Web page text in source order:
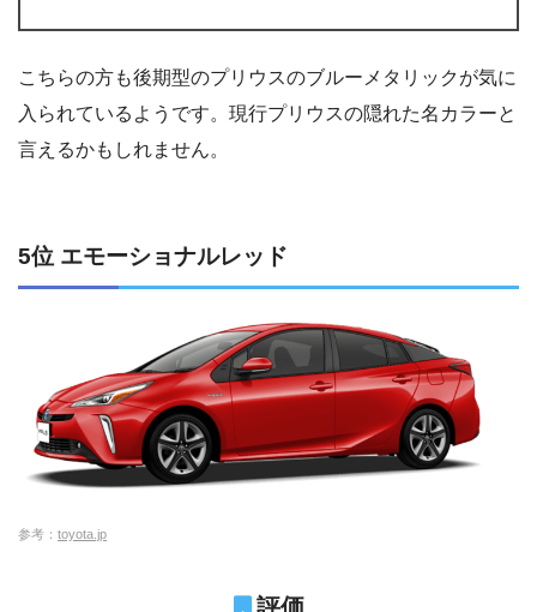
こちらの方も後期型のプリウスのブルーメタリックが気に
入られているようです。現行プリウスの隠れた名カラーと
言えるかもしれません。
5位 エモーショナルレッド
参考： toyota.jp